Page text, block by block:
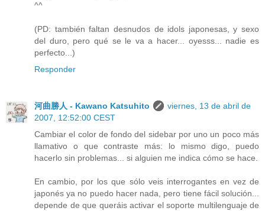
^^
(PD: también faltan desnudos de idols japonesas, y sexo
del duro, pero qué se le va a hacer... oyesss... nadie es
perfecto...)
Responder
河曲勝人 - Kawano Katsuhito
viernes, 13 de abril de
2007, 12:52:00 CEST
Cambiar el color de fondo del sidebar por uno un poco más
llamativo o que contraste más: lo mismo digo, puedo
hacerlo sin problemas... si alguien me indica cómo se hace.
En cambio, por los que sólo veis interrogantes en vez de
japonés ya no puedo hacer nada, pero tiene fácil solución...
depende de que queráis activar el soporte multilenguaje de